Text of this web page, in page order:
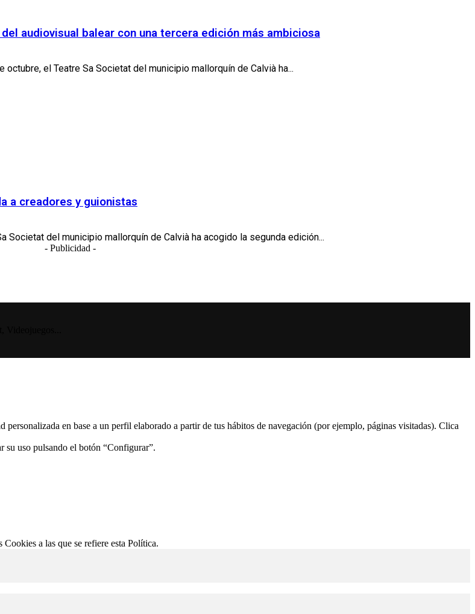
audiovisual balear con una tercera edición más ambiciosa
el Teatre Sa Societat del municipio mallorquín de Calvià ha...
a creadores y guionistas
del municipio mallorquín de Calvià ha acogido la segunda edición...
- Publicidad -
en base a un perfil elaborado a partir de tus hábitos de navegación (por ejemplo, páginas visitadas). Clica
su uso pulsando el botón “Configurar”.
a las que se refiere esta Política.